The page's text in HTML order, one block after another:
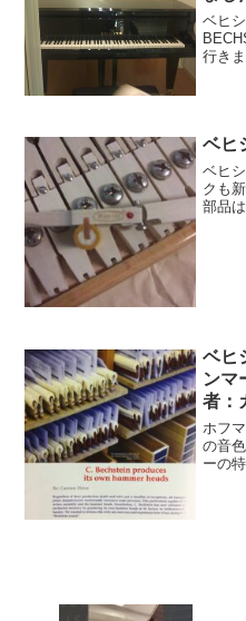
ベヒ
行き
ベヒ
ベヒ
クも
部品
ベヒ
ン
者
輸入
ホフ
の音
ーの